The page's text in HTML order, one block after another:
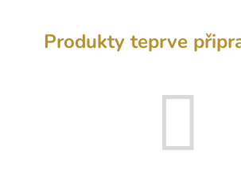
Produkty teprve